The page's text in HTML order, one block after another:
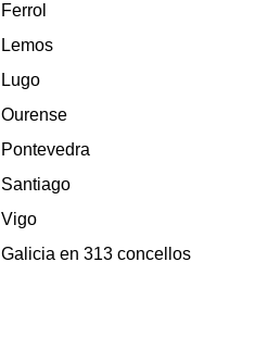
Ferrol
Lemos
Lugo
Ourense
Pontevedra
Santiago
Vigo
Galicia en 313 concellos